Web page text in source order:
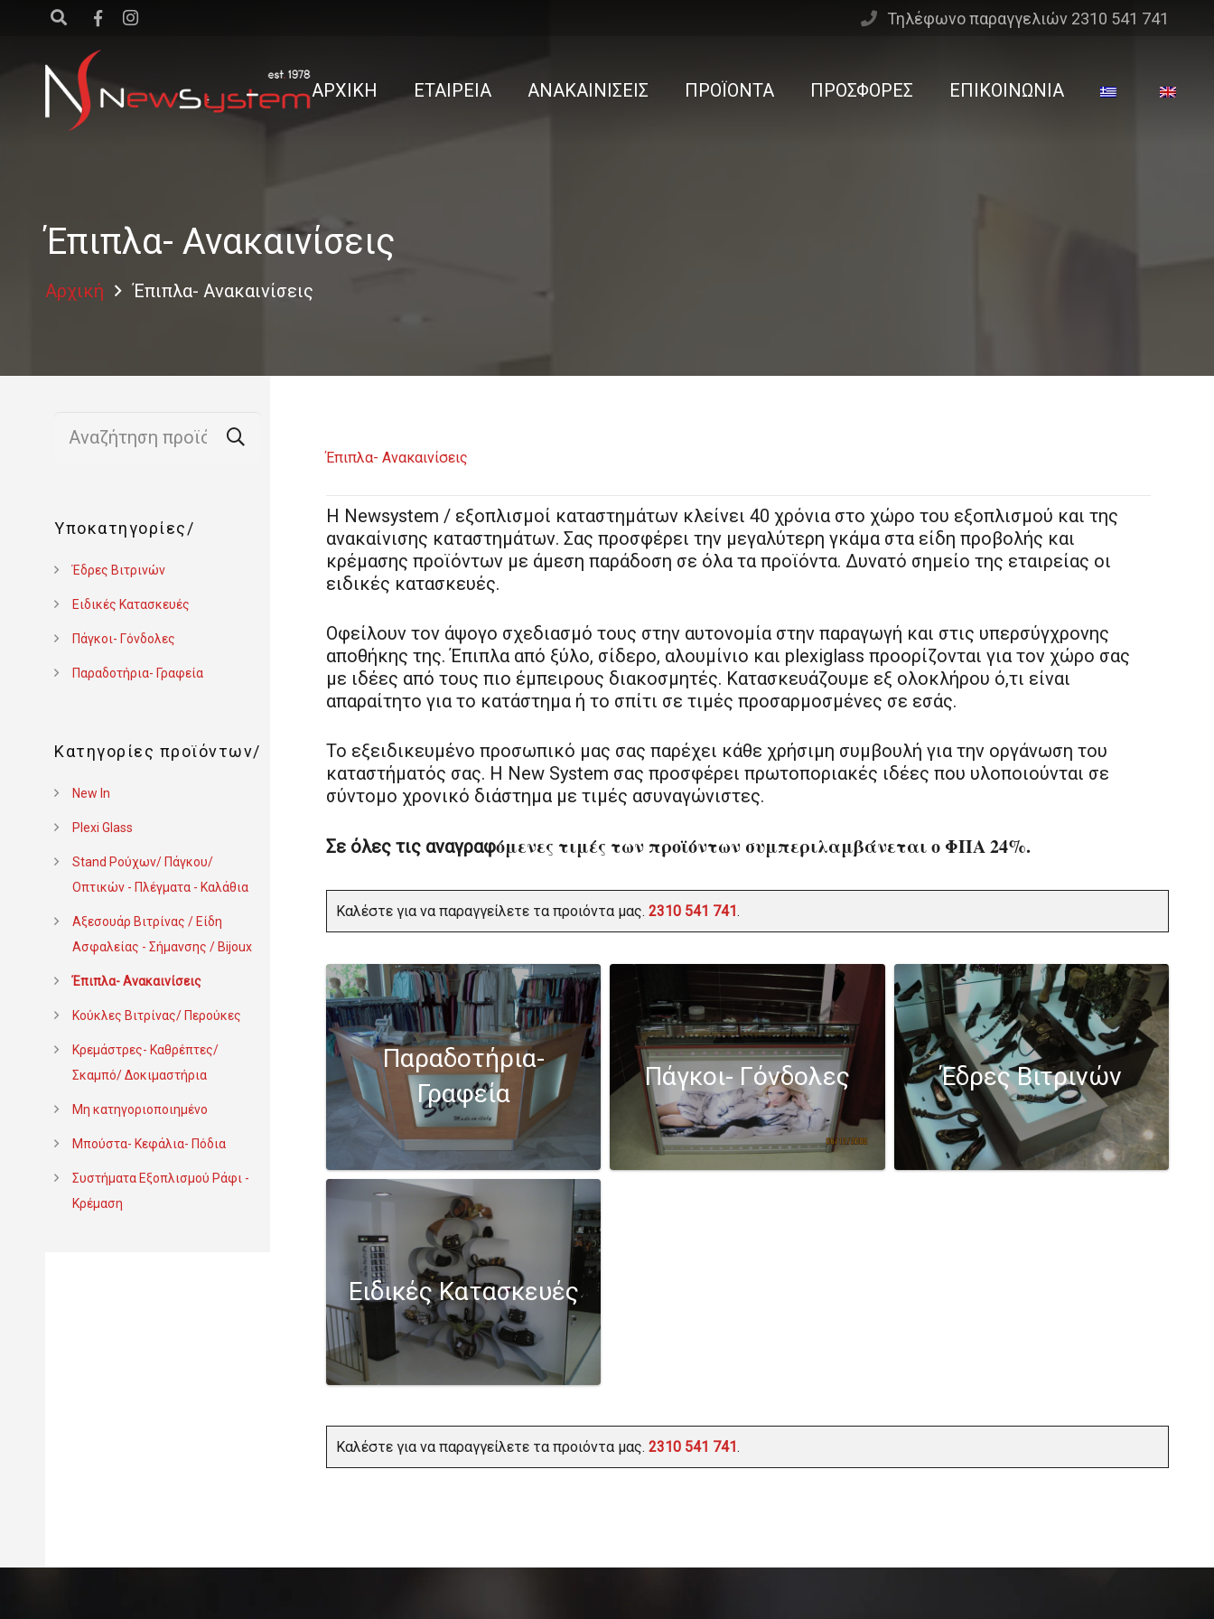
Τηλέφωνο παραγγελιών 2310 541 741
ΑΡΧΙΚΗ ΕΤΑΙΡΕΙΑ ΑΝΑΚΑΙΝΙΣΕΙΣ ΠΡΟΪΟΝΤΑ ΠΡΟΣΦΟΡΕΣ ΕΠΙΚΟΙΝΩΝΙΑ
Έπιπλα- Ανακαινίσεις
Αρχική Έπιπλα- Ανακαινίσεις
Έπιπλα- Ανακαινίσεις
Η Newsystem / εξοπλισμοί καταστημάτων κλείνει 40 χρόνια στο χώρο του εξοπλισμού και της
ανακαίνισης καταστημάτων. Σας προσφέρει την μεγαλύτερη γκάμα στα είδη προβολής και
κρέμασης προϊόντων με άμεση παράδοση σε όλα τα προϊόντα. Δυνατό σημείο της εταιρείας οι
ειδικές κατασκευές.
Οφείλουν τον άψογο σχεδιασμό τους στην αυτονομία στην παραγωγή και στις υπερσύγχρονης
αποθήκης της. Έπιπλα από ξύλο, σίδερο, αλουμίνιο και plexiglass προορίζονται για τον χώρο σας
με ιδέες από τους πιο έμπειρους διακοσμητές. Κατασκευάζουμε εξ ολοκλήρου ό,τι είναι
απαραίτητο για το κατάστημα ή το σπίτι σε τιμές προσαρμοσμένες σε εσάς.
Το εξειδικευμένο προσωπικό μας σας παρέχει κάθε χρήσιμη συμβουλή για την οργάνωση του
καταστήματός σας. Η New System σας προσφέρει πρωτοποριακές ιδέες που υλοποιούνται σε
σύντομο χρονικό διάστημα με τιμές ασυναγώνιστες.
Σε όλες τις αναγραφόμενες τιμές των προϊόντων συμπεριλαμβάνεται ο ΦΠΑ 24%.
Καλέστε για να παραγγείλετε τα προιόντα μας. 2310 541 741.
Παραδοτήρια-
Γραφεία
Πάγκοι- Γόνδολες Έδρες Βιτρινών
Ειδικές Κατασκευές
Καλέστε για να παραγγείλετε τα προιόντα μας. 2310 541 741 .
για:
Υποκατηγορίες
Έδρες Βιτρινών
Ειδικές Κατασκευές
Πάγκοι- Γόνδολες
Παραδοτήρια- Γραφεία
Κατηγορίες προϊόντων
New In
Plexi Glass
Stand Ρούχων/ Πάγκου/
Οπτικών - Πλέγματα - Καλάθια
Αξεσουάρ Βιτρίνας / Είδη
Ασφαλείας - Σήμανσης / Bijoux
Έπιπλα- Ανακαινίσεις
Κούκλες Βιτρίνας/ Περούκες
Κρεμάστρες- Καθρέπτες/
Σκαμπό/ Δοκιμαστήρια
Μη κατηγοριοποιημένο
Μπούστα- Κεφάλια- Πόδια
Συστήματα Εξοπλισμού Ράφι -
Κρέμαση